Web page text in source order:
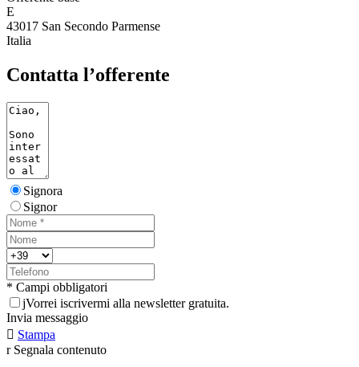
E
43017 San Secondo Parmense
Italia
Contatta l’offerente
Signora
Signor
* Campi obbligatori
jVorrei iscrivermi alla newsletter gratuita.
Invia messaggio
 Stampa
r Segnala contenuto